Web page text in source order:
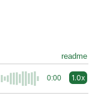
readme
0:00 1.0x